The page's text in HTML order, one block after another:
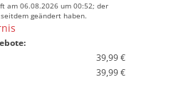
am 06.08.2026 um 00:52; der
geändert haben.
39,99 €
39,99 €